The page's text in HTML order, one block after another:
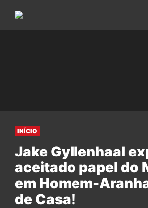
INÍCIO
Jake Gyllenhaal
aceitado papel do
em Homem-
de Casa!